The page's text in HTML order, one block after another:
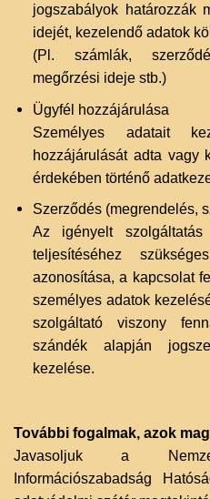
jogszabályok határozzák
idejét, kezelendő adatok
(Pl. számlák,
megőrzési ideje stb.)
Ügyfél hozzájárulása
Személyes adatait
hozzájárulását adta vagy
érdekében történő
Szerződés (megrendelés,
Az igényelt szolgáltatás
teljesítéséhez
azonosítása, a kapcsolat
személyes adatok
szolgáltató viszony
szándék alapján
kezelése.
További fogalmak, azok
Javasoljuk a
Információszabadság